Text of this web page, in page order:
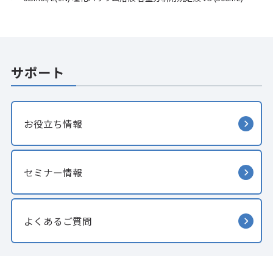
サポート
お役立ち情報
セミナー情報
よくあるご質問